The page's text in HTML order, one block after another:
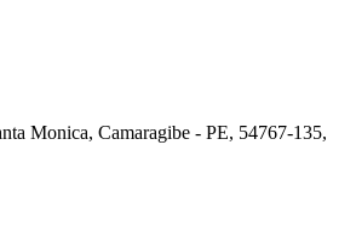
Monica, Camaragibe - PE, 54767-135,